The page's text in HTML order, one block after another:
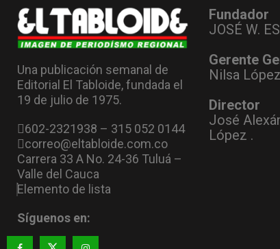
Una publicación semanal de
Editorial El Tabloide, fundada el
19 de julio de 1975.
602-2321938 – 315 052 0144
correo@eltabloide.com.co
Carrera 33 A No. 24-36 Tuluá –
Valle del Cauca
Elemento de lista
Síguenos en:
Fundador
JOSÉ W.
Gerente
Nilsa
Director
José
López .